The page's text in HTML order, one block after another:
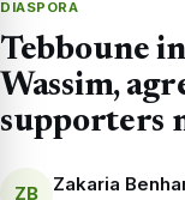
DIASPORA
Tebboune
Wassim,
supporters
ZB Zakaria